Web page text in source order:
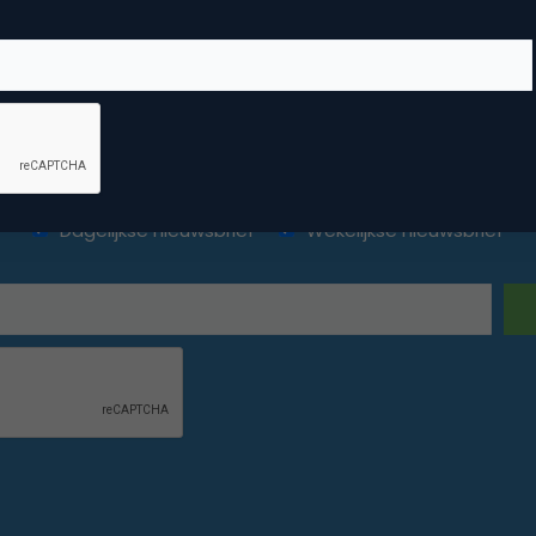
Elke dag vers. Mis
Dagelijkse nieuwsbrief Wekelijkse nieuwsbrief